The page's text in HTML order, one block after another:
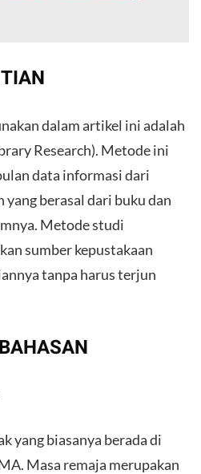
dalam artikel ini adalah
Research). Metode ini
data informasi dari
yang berasal dari buku dan
Metode studi
sumber kepustakaan
tanpa harus terjun
yang biasanya berada di
Masa remaja merupakan